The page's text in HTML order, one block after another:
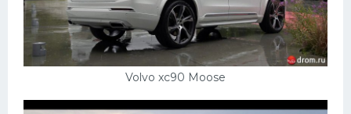
Volvo xc90 Moose